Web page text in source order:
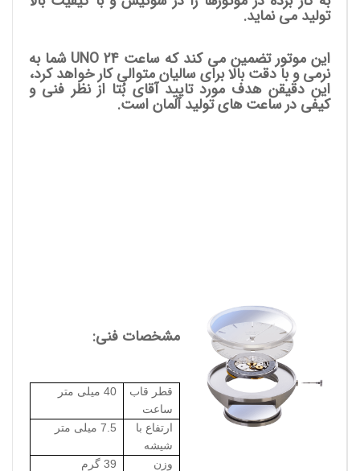
تولید می نماید.
این موتور تضمین می کند که ساعت UNO 24 شما به
نرمی و با دقت بالا برای سالیان متوالی کار خواهد کرد،
این دقیقن هدف مورد تایید آقای بُتا از نظر فنی و
کیفی در ساعت های تولید آلمان است.
مشخصات فنی:
قطر قاب
ساعت
40 میلی متر
ارتفاع با
شیشه
7.5 میلی متر
وزن
39 گرم